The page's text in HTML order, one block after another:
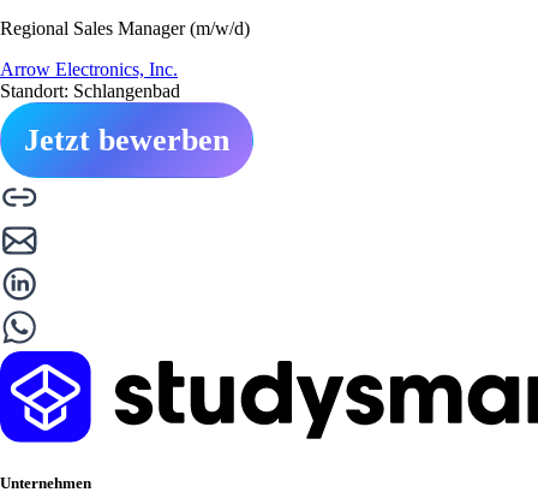
Regional Sales Manager (m/w/d)
Arrow Electronics, Inc.
Standort: Schlangenbad
Jetzt bewerben
Unternehmen